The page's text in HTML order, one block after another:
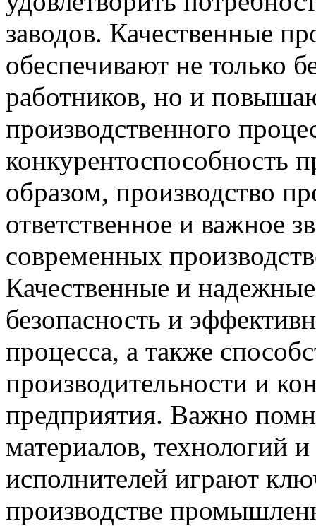
заводов. Качественные
обеспечивают не только
работников, но и
производственного
конкурентоспособность
образом, производство
ответственное и важное
современных
Качественные и
безопасность и
процесса, а также
производительности и
предприятия. Важно
материалов, технологий
исполнителей играют
производстве